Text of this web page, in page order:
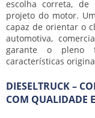
escolha correta,
projeto do motor.
capaz de orientar o
automotiva,
garante o pleno
características
DIESELTRUCK –
COM QUALIDADE